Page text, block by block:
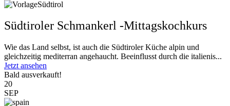
Südtiroler Schmankerl -Mittagskochkurs
Wie das Land selbst, ist auch die Südtiroler Küche alpin und
gleichzeitig mediterran angehaucht. Beeinflusst durch die italienis...
Jetzt ansehen
Bald ausverkauft!
20
SEP